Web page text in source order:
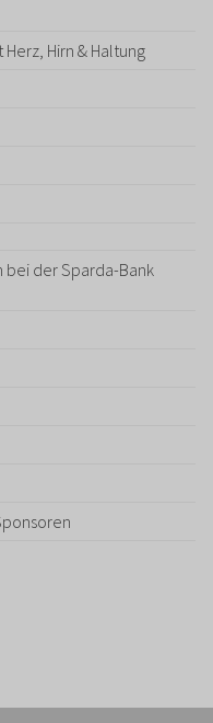
Herz, Hirn & Haltung
bei der Sparda-Bank